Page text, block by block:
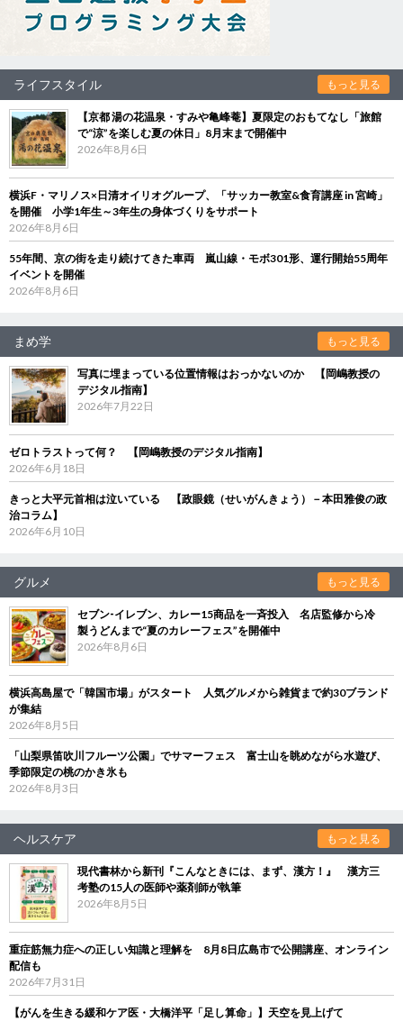
ライフスタイル もっと見る
【京都 湯の花温泉・すみや亀峰菴】夏限定のおもてなし「旅館
で“涼”を楽しむ夏の休日」8月末まで開催中
2026年8月6日
横浜F・マリノス×日清オイリオグループ、「サッカー教室&食育講座 in 宮崎」
を開催 小学1年生～3年生の身体づくりをサポート
2026年8月6日
55年間、京の街を走り続けてきた車両 嵐山線・モボ301形、運行開始55周年
イベントを開催
2026年8月6日
まめ学 もっと見る
写真に埋まっている位置情報はおっかないのか 【岡嶋教授の
デジタル指南】
2026年7月22日
ゼロトラストって何？ 【岡嶋教授のデジタル指南】
2026年6月18日
きっと大平元首相は泣いている 【政眼鏡（せいがんきょう）－本田雅俊の政
治コラム】
2026年6月10日
グルメ もっと見る
セブン‐イレブン、カレー15商品を一斉投入 名店監修から冷
製うどんまで“夏のカレーフェス”を開催中
2026年8月6日
横浜高島屋で「韓国市場」がスタート 人気グルメから雑貨まで約30ブランド
が集結
2026年8月5日
「山梨県笛吹川フルーツ公園」でサマーフェス 富士山を眺めながら水遊び、
季節限定の桃のかき氷も
2026年8月3日
ヘルスケア もっと見る
現代書林から新刊『こんなときには、まず、漢方！』 漢方三
考塾の15人の医師や薬剤師が執筆
2026年8月5日
重症筋無力症への正しい知識と理解を 8月8日広島市で公開講座、オンライン
配信も
2026年7月31日
【がんを生きる緩和ケア医・大橋洋平「足し算命」】天空を見上げて